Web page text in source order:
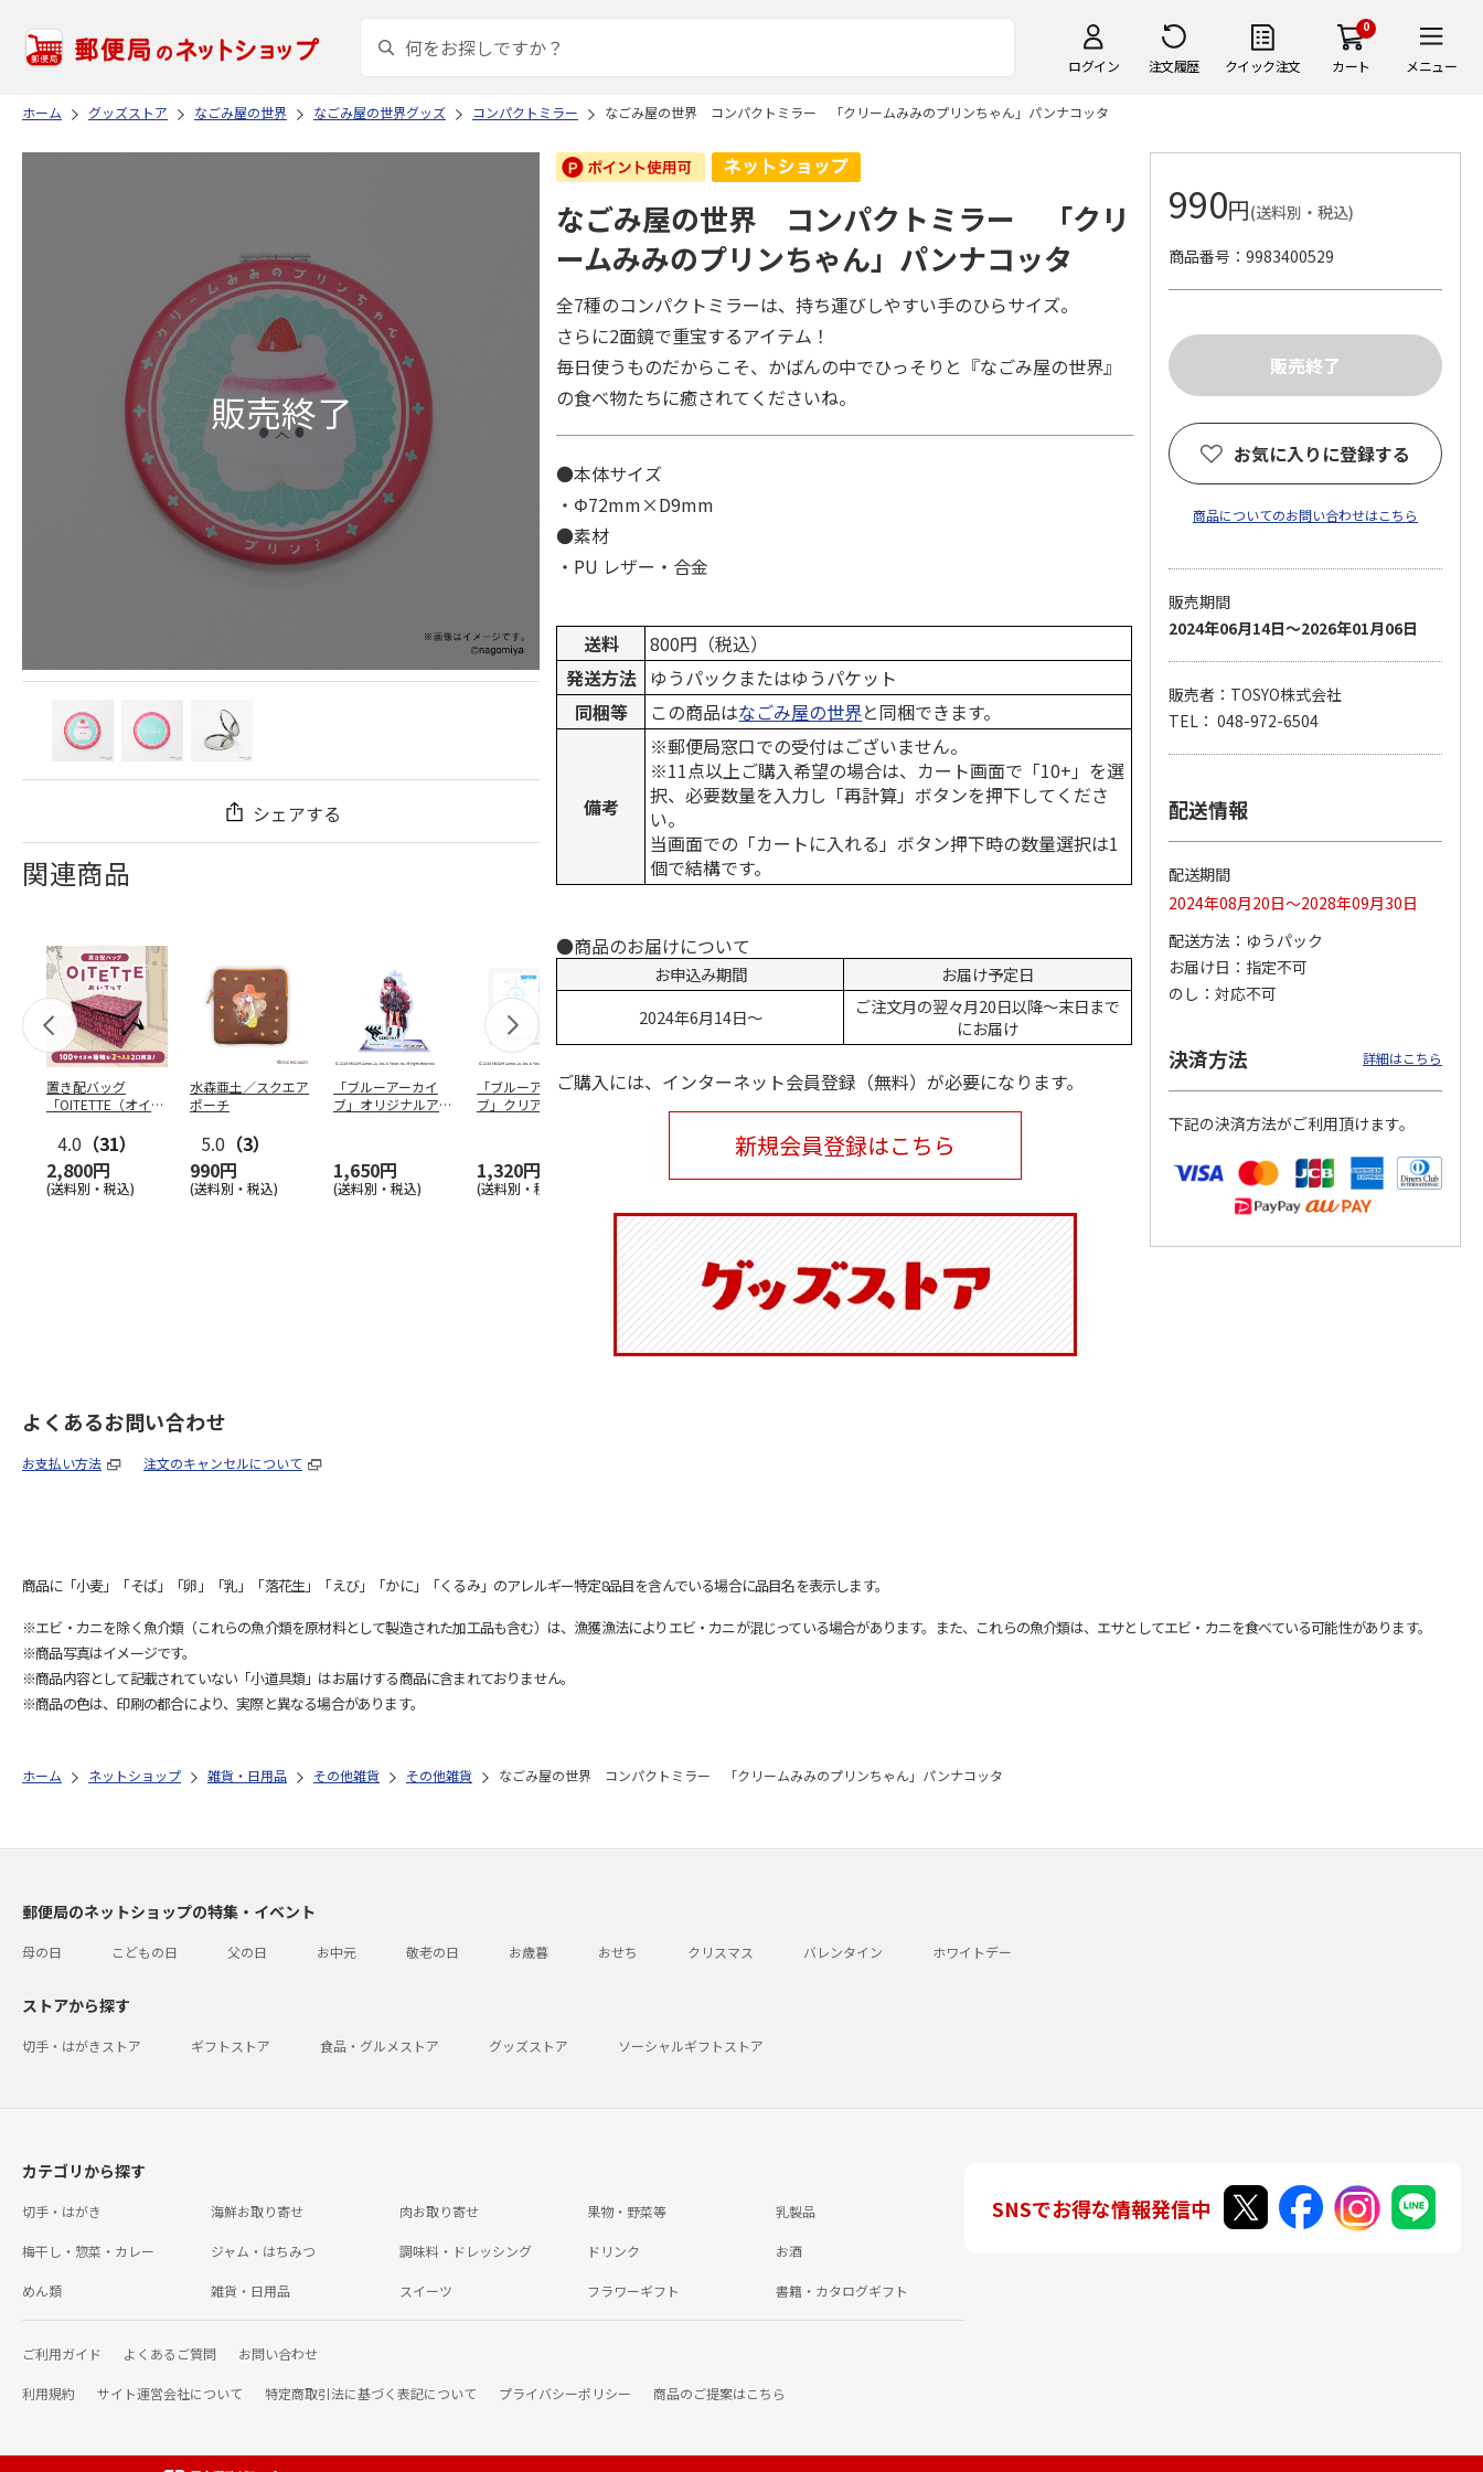
ログイン 注文履歴 クイック注文
0
カート メニュー
ホーム グッズストア なごみ屋の世界 なごみ屋の世界グッズ コンパクトミラー なごみ屋の世界 コンパクトミラー 「クリームみみのプリンちゃん」パンナコッタ
シェアする
関連商品
置き配バッグ
「OITETTE（オイテ
4.0 （31）
2,800円
(送料別・税込)
水森亜土／スクエア
ポーチ
5.0 （3）
990円
(送料別・税込)
「ブルーアーカイ
ブ」オリジナルアク
1,650円
(送料別・税込)
「ブルーアーカイ
ブ」クリアファイル
1,320円
(送料別・税込)
アニメ『ジョジョの
水森亜土／ステッカ
リラックマ／マルチ
5.0（6）
令和八年七月場所
リラックマ／クリア
750円
(送料別・税込)
「犬夜叉」アクリル
（殺生丸）
3,300円
(送料別・税込)
なごみ屋の世界 コンパクトミラー 「クリ
ームみみのプリンちゃん」パンナコッタ
全7種のコンパクトミラーは、持ち運びしやすい手のひらサイズ。
さらに2面鏡で重宝するアイテム！
毎日使うものだからこそ、かばんの中でひっそりと『なごみ屋の世界』
の食べ物たちに癒されてくださいね。
●本体サイズ
・Φ72mm×D9mm
●素材
・PU レザー・合金
送料
800円（税込）
発送方法 ゆうパックまたはゆうパケット
同梱等
この商品はなごみ屋の世界と同梱できます。
備考
※郵便局窓口での受付はございません。
※11点以上ご購入希望の場合は、カート画面で「10+」を選
択、必要数量を入力し「再計算」ボタンを押下してくださ
い。
当画面での「カートに入れる」ボタン押下時の数量選択は1
個で結構です。
●商品のお届けについて
お申込み期間
お届け予定日
2024年6月14日～
ご注文月の翌々月20日以降～末日まで
にお届け
ご購入には、インターネット会員登録（無料）が必要になります。
新規会員登録はこちら
990円(送料別・税込)
商品番号
9983400529
お気に入りに登録する
商品についてのお問い合わせはこちら
販売期間
2024年06月14日～2026年01月06日
販売者：TOSYO株式会社
TEL： 048-972-6504
配送情報
配送期間
2024年08月20日～2028年09月30日
配送方法
ゆうパック
お届け日
指定不可
のし
対応不可
決済方法 詳細はこちら
下記の決済方法がご利用頂けます。
よくあるお問い合わせ
お支払い方法 注文のキャンセルについて
商品に「小麦」「そば」「卵」「乳」「落花生」「えび」「かに」「くるみ」のアレルギー特定8品目を含んでいる場合に品目名を表示します。
※エビ・カニを除く魚介類（これらの魚介類を原材料として製造された加工品も含む）は、漁獲漁法によりエビ・カニが混じっている場合があります。また、これらの魚介類は、エサとしてエビ・カニを食べている可能性があります。
※商品写真はイメージです。
※商品内容として記載されていない「小道具類」はお届けする商品に含まれておりません。
※商品の色は、印刷の都合により、実際と異なる場合があります。
ホーム ネットショップ 雑貨・日用品 その他雑貨 その他雑貨 なごみ屋の世界 コンパクトミラー 「クリームみみのプリンちゃん」パンナコッタ
郵便局のネットショップの特集・イベント
母の日 こどもの日 父の日 お中元 敬老の日 お歳暮 おせち クリスマス バレンタイン ホワイトデー
ストアから探す
切手・はがきストア ギフトストア 食品・グルメストア グッズストア ソーシャルギフトストア
カテゴリから探す
切手・はがき 海鮮お取り寄せ 肉お取り寄せ 果物・野菜等 乳製品
梅干し・惣菜・カレー ジャム・はちみつ 調味料・ドレッシング ドリンク お酒
めん類 雑貨・日用品 スイーツ フラワーギフト 書籍・カタログギフト
ご利用ガイド よくあるご質問 お問い合わせ
利用規約 サイト運営会社について 特定商取引法に基づく表記について プライバシーポリシー 商品のご提案はこちら
SNSでお得な情報発信中